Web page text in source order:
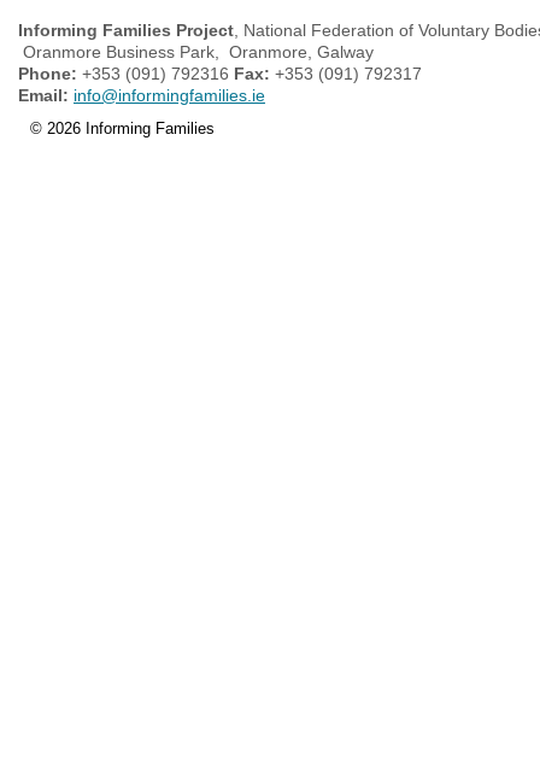
Informing Families Project , National Federation of Voluntary
Oranmore Business Park, Oranmore, Galway
Phone: +353 (091) 792316 Fax: +353 (091) 792317
Email: info@informingfamilies.ie
© 2026 Informing Families